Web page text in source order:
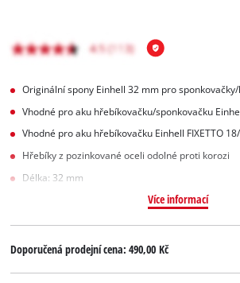
Originální spony Einhell 32 mm pro
Vhodné pro aku hřebíkovačku/sponkovačku
Vhodné pro aku hřebíkovačku Einhell FIXETTO
Hřebíky z pozinkované oceli odolné proti korozi
Délka: 32 mm
Více informací
Doporučená prodejní cena:490,00 Kč